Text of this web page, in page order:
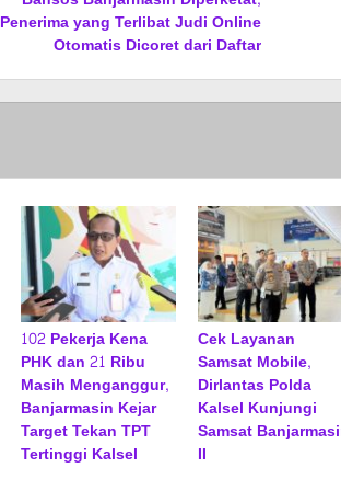
Penerima yang Terlibat Judi Online
Otomatis Dicoret dari Daftar
102 Pekerja Kena
PHK dan 21 Ribu
Masih Menganggur,
Banjarmasin Kejar
Target Tekan TPT
Tertinggi Kalsel
Cek Layanan
Samsat Mobile,
Dirlantas Polda
Kalsel Kunjungi
Samsat
II